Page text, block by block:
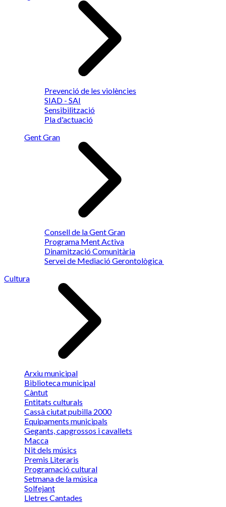
Prevenció de les violències
SIAD - SAI
Sensibilització
Pla d'actuació
Gent Gran
Consell de la Gent Gran
Programa Ment Activa
Dinamització Comunitària
Servei de Mediació Gerontològica
Cultura
Arxiu municipal
Biblioteca municipal
Càntut
Entitats culturals
Cassà ciutat pubilla 2000
Equipaments municipals
Gegants, capgrossos i cavallets
Macca
Nit dels músics
Premis Literaris
Programació cultural
Setmana de la música
Solfejant
Lletres Cantades